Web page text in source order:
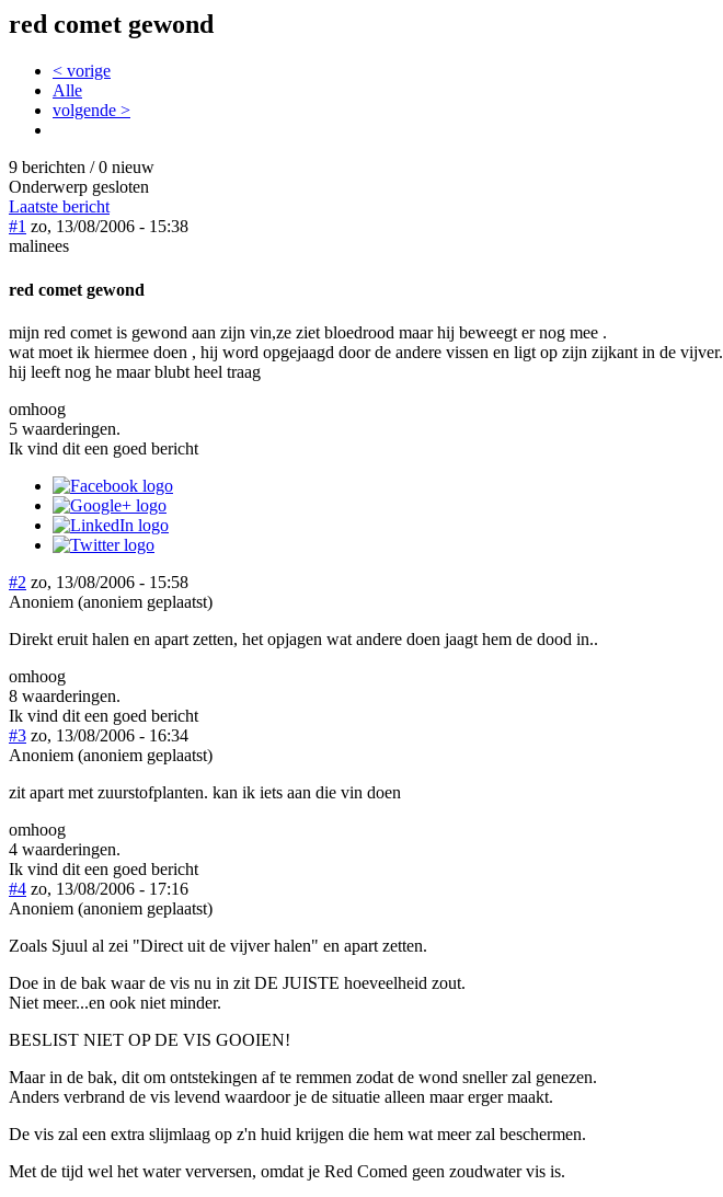
red comet gewond
< vorige
Alle
volgende >
9 berichten / 0 nieuw
Onderwerp gesloten
Laatste bericht
#1 zo, 13/08/2006 - 15:38
malinees
red comet gewond
mijn red comet is gewond aan zijn vin,ze ziet bloedrood maar hij beweegt er nog mee .
wat moet ik hiermee doen , hij word opgejaagd door de andere vissen en ligt op zijn zijkant in de vijver.
hij leeft nog he maar blubt heel traag
omhoog
5 waarderingen.
Ik vind dit een goed bericht
#2 zo, 13/08/2006 - 15:58
Anoniem (anoniem geplaatst)
Direkt eruit halen en apart zetten, het opjagen wat andere doen jaagt hem de dood in..
omhoog
8 waarderingen.
Ik vind dit een goed bericht
#3 zo, 13/08/2006 - 16:34
Anoniem (anoniem geplaatst)
zit apart met zuurstofplanten. kan ik iets aan die vin doen
omhoog
4 waarderingen.
Ik vind dit een goed bericht
#4 zo, 13/08/2006 - 17:16
Anoniem (anoniem geplaatst)
Zoals Sjuul al zei "Direct uit de vijver halen" en apart zetten.
Doe in de bak waar de vis nu in zit DE JUISTE hoeveelheid zout.
Niet meer...en ook niet minder.
BESLIST NIET OP DE VIS GOOIEN!
Maar in de bak, dit om ontstekingen af te remmen zodat de wond sneller zal genezen.
Anders verbrand de vis levend waardoor je de situatie alleen maar erger maakt.
De vis zal een extra slijmlaag op z'n huid krijgen die hem wat meer zal beschermen.
Met de tijd wel het water verversen, omdat je Red Comed geen zoudwater vis is.